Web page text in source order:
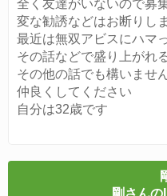
全く友達がいないので募
変な勧誘などはお断りし
最近は無双アビスにハマ
その話などで盛り上がれ
その他の話でも構いませ
仲良くしてください
自分は32歳です
剛さん